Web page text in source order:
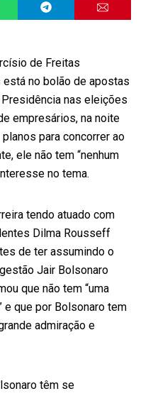
de Freitas
no bolão de apostas
nas eleições
empresários, na noite
para concorrer ao
ele não tem “nenhum
no tema.
tendo atuado com
Dilma Rousseff
de ter assumindo o
Jair Bolsonaro
que não tem “uma
e que por Bolsonaro tem
admiração e
têm se